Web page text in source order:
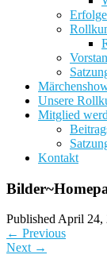
Unsere
Mitglied
Kontakt
Published April 24,
← Previous
Next →